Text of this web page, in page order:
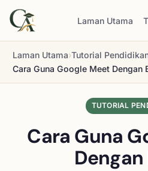
Laman Utama
Laman Utama›Tutorial
TUTORIAL
Cara Guna